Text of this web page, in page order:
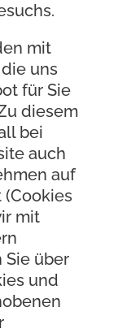
mit
uns
für Sie
diesem
bei
auch
auf
mit
Sie über
und